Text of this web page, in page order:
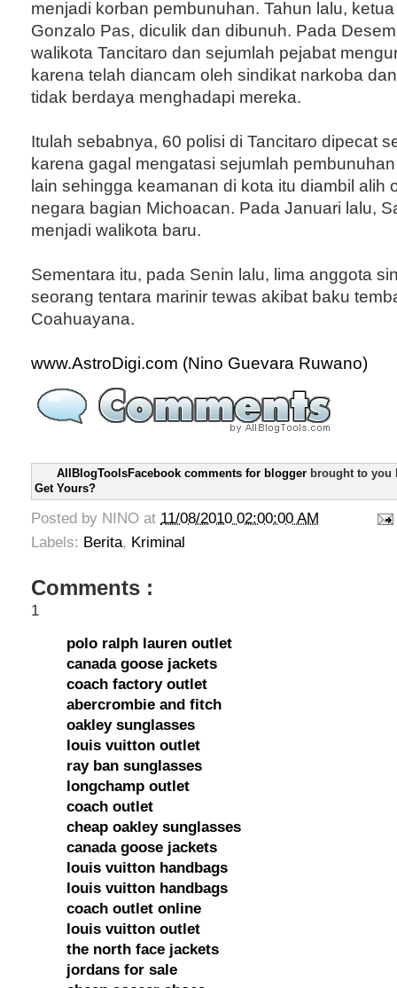
menjadi korban pembunuhan. Tahun lalu,
Gonzalo Pas, diculik dan dibunuh. Pada
walikota Tancitaro dan sejumlah pejabat
karena telah diancam oleh sindikat narkoba
tidak berdaya menghadapi mereka.
Itulah sebabnya, 60 polisi di Tancitaro dipecat
karena gagal mengatasi sejumlah
lain sehingga keamanan di kota itu diambil alih
negara bagian Michoacan. Pada Januari lalu,
menjadi walikota baru.
Sementara itu, pada Senin lalu, lima anggota
seorang tentara marinir tewas akibat baku
Coahuayana.
www.AstroDigi.com (Nino Guevara Ruwano)
AllBlogToolsFacebook comments for blogger brought to you
Get Yours?
Posted by NINO at 11/08/2010 02:00:00 AM
Labels: Berita, Kriminal
Comments :
1
polo ralph lauren outlet
canada goose jackets
coach factory outlet
abercrombie and fitch
oakley sunglasses
louis vuitton outlet
ray ban sunglasses
longchamp outlet
coach outlet
cheap oakley sunglasses
canada goose jackets
louis vuitton handbags
louis vuitton handbags
coach outlet online
louis vuitton outlet
the north face jackets
jordans for sale